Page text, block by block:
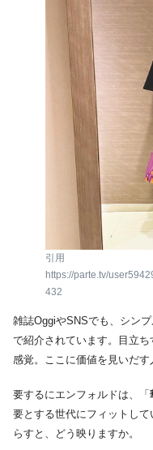
引用
https://parte.tv/
432
雑誌OggiやSNSでも、シン
で紹介されています。目立ち
感覚。ここに価値を見いだす
要するにエンフォルドは、「
要とする世代にフィットし
らすと、どう映りますか。